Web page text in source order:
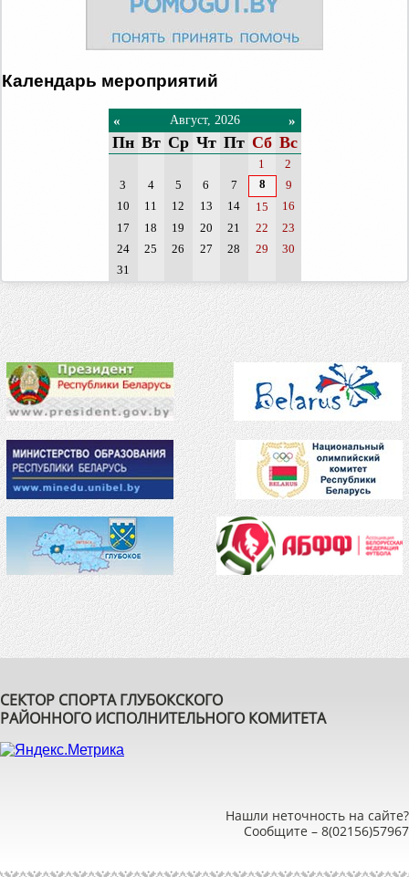
Календарь мероприятий
« Август, 2026 »
Пн Вт Ср Чт Пт Сб Вс
1
2
3
4 5 6 7 8
9
10
11 12 13 14 15
16
17
18 19 20 21 22
23
24
25 26 27 28 29
30
31
СЕКТОР СПОРТА ГЛУБОКСКОГО
РАЙОННОГО ИСПОЛНИТЕЛЬНОГО КОМИТЕТА
Нашли неточность на сайте?
Сообщите – 8(02156)57967